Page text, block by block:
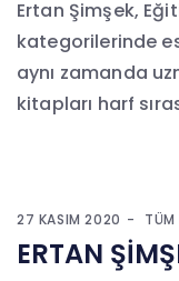
Ertan Şimşek,
kategorilerinde
aynı zamanda
kitapları harf
27 KASIM 2020 TÜM
ERTAN